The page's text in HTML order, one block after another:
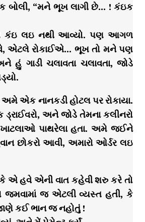
બોલી, “મને ભૂખ લાગી છે… ! કંઇક
કંઇ લઇ નથી આવ્યો. પણ આગળ
એટલે રોકાઈએ… ભૂખ તો મને પણ
ગાડી ચલાવતા ચલાવતા, જોડે
અમે એક નાનકડી હોટલ પર રોકાયા.
ડ્રાઈવરો, અને જોડે તેમના કલીનરો
ખાટલાઓ પાથરેલા હતા. અમે જઈને
છોકરો આવી, અમારો ઓર્ડર લઇ
કે એ હવે એની વાત કહેવી શરુ કરે તો
જ એટલી વ્યસ્ત હતી, કે
કઈ ભાન જ નહોતું !